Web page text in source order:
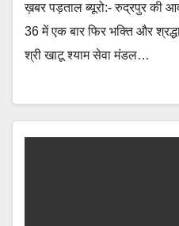
ख़बर पड़ताल ब्यूरो:- रुद्रपुर की
36 में एक बार फिर भक्ति और
श्री खाटू श्याम सेवा मंडल…